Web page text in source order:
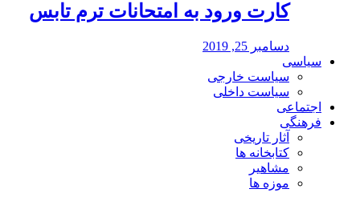
کارت ورود به امتحانات ترم تابس
دسامبر 25, 2019
سیاسی
سیاست خارجی
سیاست داخلی
اجتماعی
فرهنگی
آثار تاریخی
کتابخانه ها
مشاهیر
موزه ها